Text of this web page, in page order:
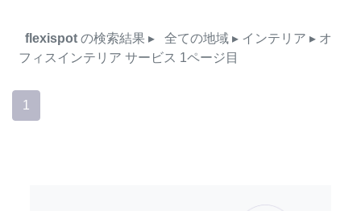
flexispot の検索結果 ▸ 全ての地域 ▸ インテリア ▸ オ
フィスインテリア サービス 1ページ目
1